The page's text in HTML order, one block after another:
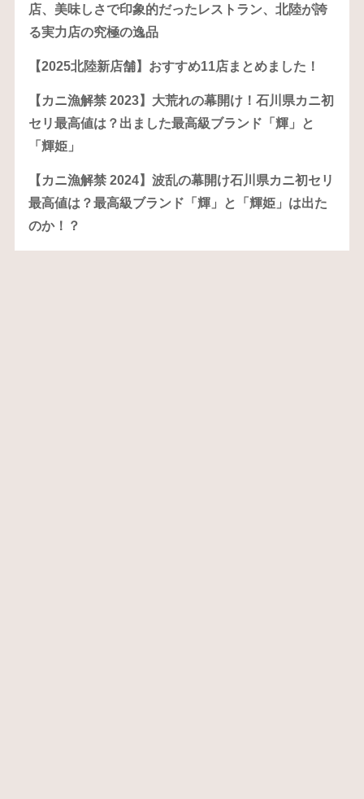
店、美味しさで印象的だったレストラン、北陸が誇
る実力店の究極の逸品
【2025北陸新店舗】おすすめ11店まとめました！
【カニ漁解禁 2023】大荒れの幕開け！石川県カニ初
セリ最高値は？出ました最高級ブランド「輝」と
「輝姫」
【カニ漁解禁 2024】波乱の幕開け石川県カニ初セリ
最高値は？最高級ブランド「輝」と「輝姫」は出た
のか！？